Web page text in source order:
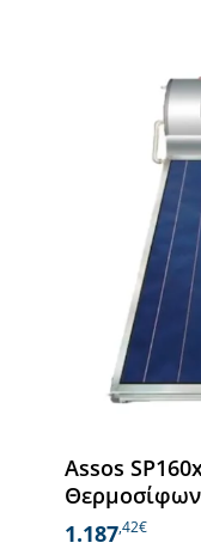
Assos
1.187,42€